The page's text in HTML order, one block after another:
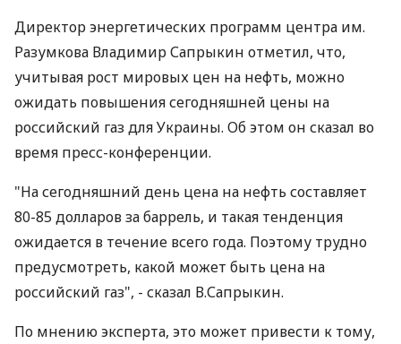
Директор энергетических программ центра им.
Разумкова Владимир Сапрыкин отметил, что,
учитывая рост мировых цен на нефть, можно
ожидать повышения сегодняшней цены на
российский газ для Украины. Об этом он сказал во
время пресс-конференции.
"На сегодняшний день цена на нефть составляет
80-85 долларов за баррель, и такая тенденция
ожидается в течение всего года. Поэтому трудно
предусмотреть, какой может быть цена на
российский газ", - сказал В.Сапрыкин.
По мнению эксперта, это может привести к тому,